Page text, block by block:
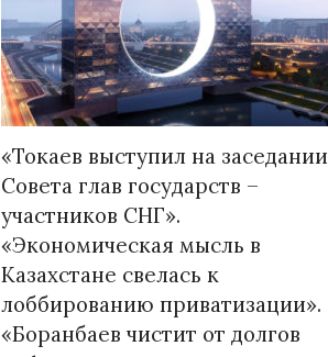
«Токаев выступил на заседании
Совета глав государств –
участников СНГ».
«Экономическая мысль в
Казахстане свелась к
лоббированию приватизации».
«Боранбаев чистит от долгов